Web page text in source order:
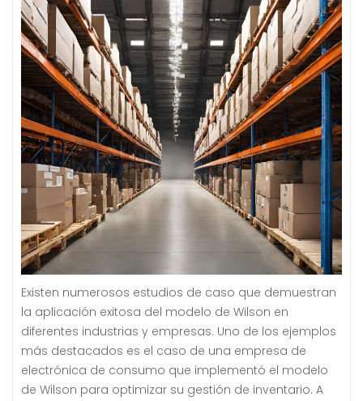
Existen numerosos estudios de caso que demuestran
la aplicación exitosa del modelo de Wilson en
diferentes industrias y empresas. Uno de los ejemplos
más destacados es el caso de una empresa de
electrónica de consumo que implementó el modelo
de Wilson para optimizar su gestión de inventario. A